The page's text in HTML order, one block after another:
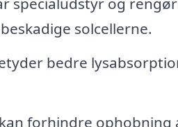
solcellerne.
bedre
forhindre ophobning